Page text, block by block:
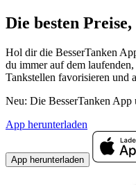
Die besten Preise,
Hol dir die BesserTanken
du immer auf dem
Tankstellen favorisieren und
Neu: Die BesserTanken App
App herunterladen
App herunterladen